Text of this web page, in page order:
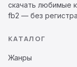
скачать любимые
fb2 — без
КАТАЛОГ
Жанры